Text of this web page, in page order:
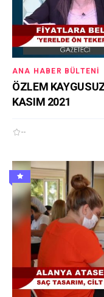
ANA HABER BÜLTENI
ÖZLEM
KASIM 2021
--